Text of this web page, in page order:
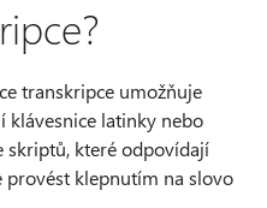
transkripce umožňuje
klávesnice latinky nebo
skriptů, které odpovídají
provést klepnutím na slovo